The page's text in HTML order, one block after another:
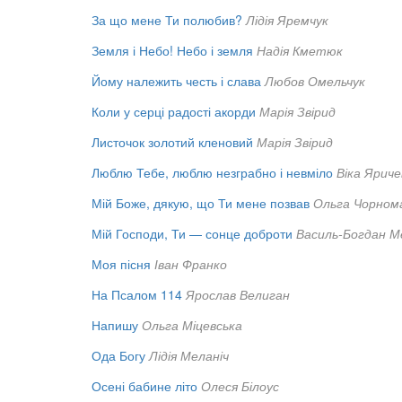
За що мене Ти полюбив? Лідія Яремчук
Земля і Небо! Небо і земля Надія Кметюк
Йому належить честь і слава Любов Омельчук
Коли у серці радості акорди Марія Звірид
Листочок золотий кленовий Марія Звірид
Люблю Тебе, люблю незграбно і невміло Віка
Мій Боже, дякую, що Ти мене позвав Ольга
Мій Господи, Ти — сонце доброти Василь-Богдан
Моя пісня Іван Франко
На Псалом 114 Ярослав Велиган
Напишу Ольга Міцевська
Ода Богу Лідія Меланіч
Осені бабине літо Олеся Білоус